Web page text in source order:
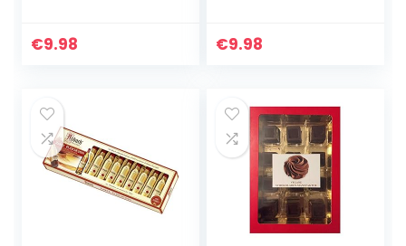
SCHOKOLADEN-
€9.98
200g
€9.98